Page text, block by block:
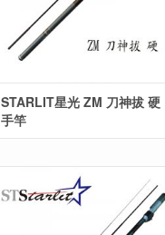
STARLIT星光 ZM 刀神拔 硬
手竿